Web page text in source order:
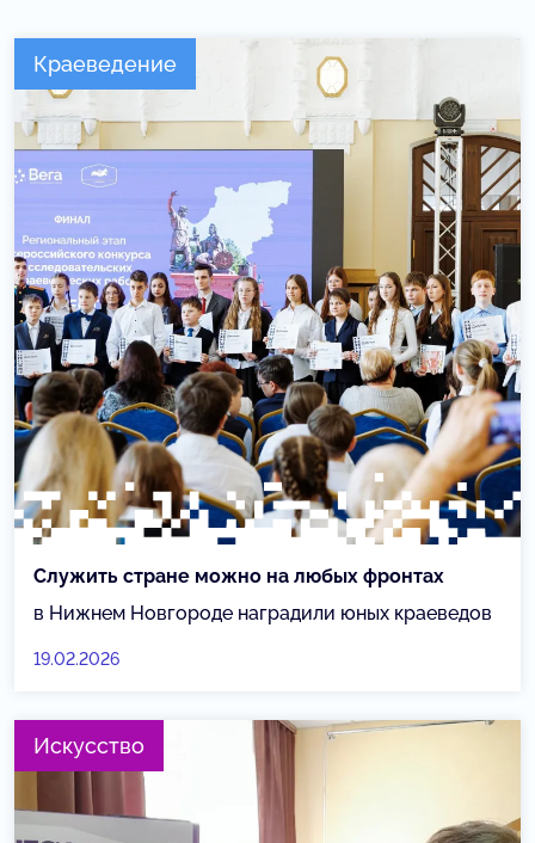
Краеведение
Служить стране можно на любых фронтах
в Нижнем Новгороде наградили юных краеведов
19.02.2026
Искусство